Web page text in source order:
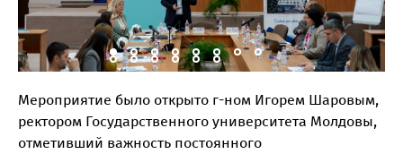
Мероприятие было открыто г-ном Игорем Шаровым,
ректором Государственного университета Молдовы,
отметивший важность постоянного